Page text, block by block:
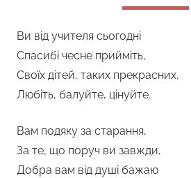
Ви від учителя сьогодні
Спасибі чесне прийміть,
Своїх дітей, таких прекрасних,
Любіть, балуйте, цінуйте.
Вам подяку за старання,
За те, що поруч ви завжди,
Добра вам від душі бажаю